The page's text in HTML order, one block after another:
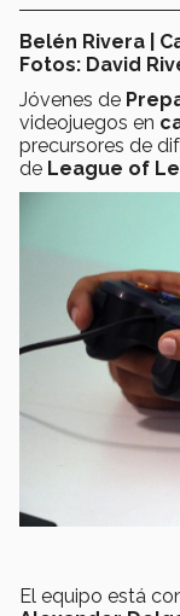
Belén Rivera |
Fotos: David
Jóvenes de
videojuegos en
precursores de
de League of
El equipo está